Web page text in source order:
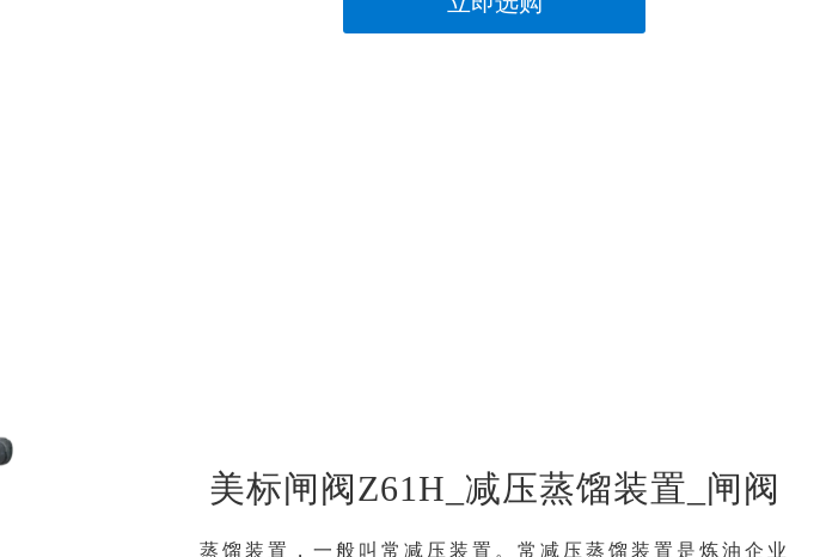
美标闸阀Z61H_减压蒸馏装置_闸阀
蒸馏装置，一般叫常减压装置。常减压蒸馏装置是炼油企业